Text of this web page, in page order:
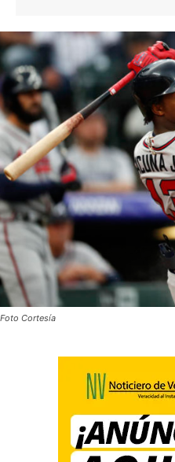
Foto Cortesía